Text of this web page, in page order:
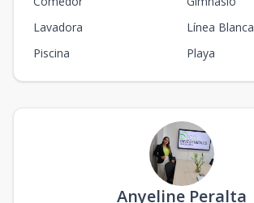
Lavadora
Línea Blanca
Piscina
Playa
Anyeline Peralta